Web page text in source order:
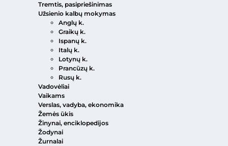
Tremtis, pasipriešinimas
Užsienio kalbų mokymas
Anglų k.
Graikų k.
Ispanų k.
Italų k.
Lotynų k.
Prancūzų k.
Rusų k.
Vadovėliai
Vaikams
Verslas, vadyba, ekonomika
Žemės ūkis
Žinynai, enciklopedijos
Žodynai
Žurnalai